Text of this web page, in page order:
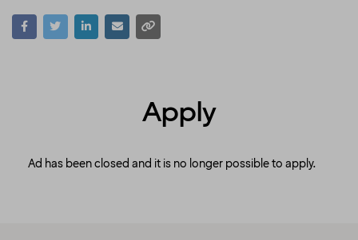
Apply
Ad has been closed and it is no longer possible to apply.